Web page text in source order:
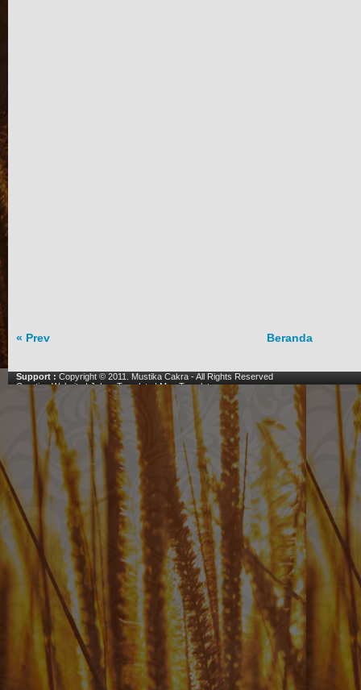
« Prev Beranda
Support : Copyright © 2011. Mustika Cakra - All Rights Reserved
Creating Website|Johny Template|Mas Template